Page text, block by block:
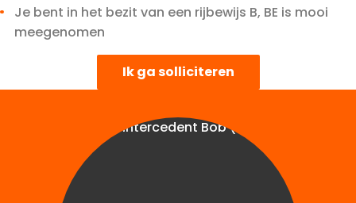
Je bent in het bezit van een rijbewijs B, BE is mooi
meegenomen
Ik ga solliciteren